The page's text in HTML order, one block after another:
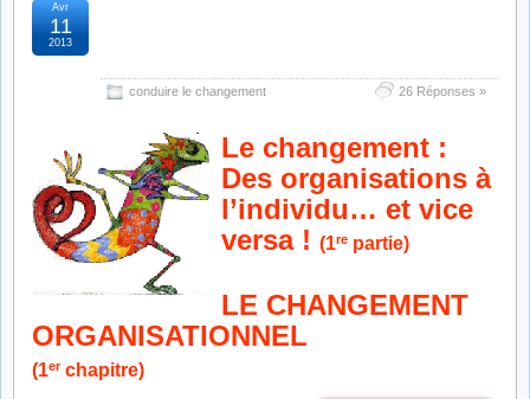
conduire le changement 26 Réponses »
Avr
11
2013
Le changement :
Des organisations à
l’individu… et vice
versa ! (1re partie)
LE CHANGEMENT
ORGANISATIONNEL
(1erchapitre)